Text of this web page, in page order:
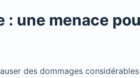
: une menace
des dommages